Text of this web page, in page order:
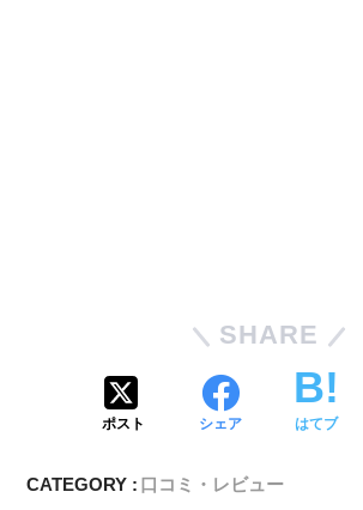
SHARE
ポスト シェア はてブ
CATEGORY : 口コミ・レビュー